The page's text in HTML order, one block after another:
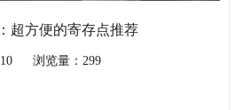
超方便的寄存点推荐
浏览量：299